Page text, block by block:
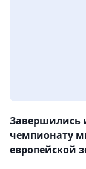
Завершились
чемпионату
европейской